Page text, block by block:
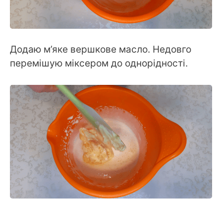
Додаю м’яке вершкове масло. Недовго
перемішую міксером до однорідності.